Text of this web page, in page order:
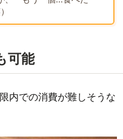
可能
内での消費が難しそうな